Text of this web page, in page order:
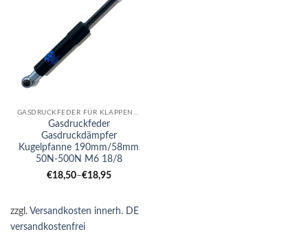
GASDRUCKFEDER FÜR KLAPPEN UND MÖBELTEILE
Gasdruckfeder
Gasdruckdämpfer
Kugelpfanne 190mm/58mm
50N-500N M6 18/8
€18,50–€18,95
zzgl. Versandkosten innerh. DE
versandkostenfrei